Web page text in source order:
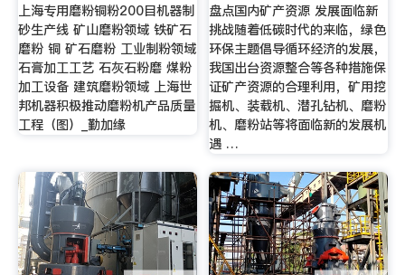
上海专用磨粉铜粉200目机器制
砂生产线 矿山磨粉领域 铁矿石
磨粉 铜 矿石磨粉 工业制粉领域
石膏加工工艺 石灰石粉磨 煤粉
加工设备 建筑磨粉领域 上海世
邦机器积极推动磨粉机产品质量
工程（图）_勤加缘
盘点国内矿产资源 发展面临新
挑战随着低碳时代的来临，绿色
环保主题倡导循环经济的发展，
我国出台资源整合等各种措施保
证矿产资源的合理利用，矿用挖
掘机、装载机、潜孔钻机、磨粉
机、磨粉站等将面临新的发展机
遇 …